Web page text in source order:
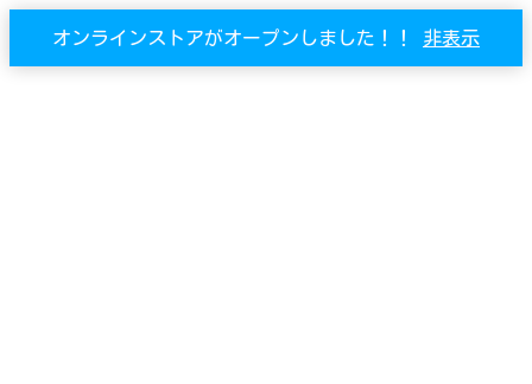
オンラインストアがオープンしました！！ 非表示